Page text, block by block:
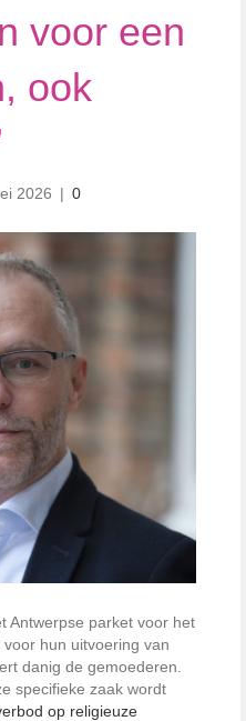
voor een
ook
2026 | 0
Antwerpse parket voor het
hun uitvoering van
danig de gemoederen.
specifieke zaak wordt
op religieuze